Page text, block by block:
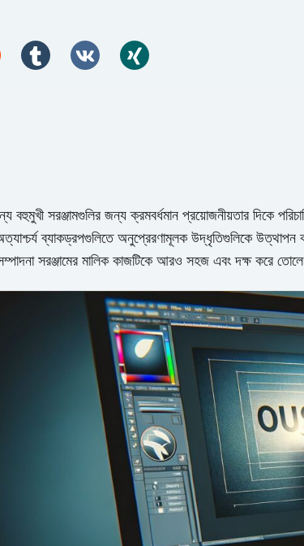
সরঞ্জামগুলির জন্য ক্রমবর্ধমান প্রয়োজনীয়তার দিকে
ব্যাকড্রপগুলিতে অনুপ্রেরণামূলক উদ্ধৃতিগুলিকে উত্থাপন
সরঞ্জামের মালিক কাজটিকে আরও সহজ এবং দক্ষ করে